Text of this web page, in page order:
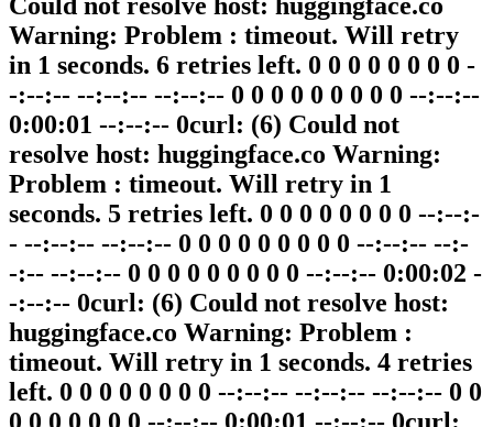
Could not resolve host: huggingface.co
Warning: Problem : timeout. Will retry
in 1 seconds. 6 retries left. 0 0 0 0 0 0 0 0 -
-:--:-- --:--:-- --:--:-- 0 0 0 0 0 0 0 0 0 --:--:--
0:00:01 --:--:-- 0curl: (6) Could not
resolve host: huggingface.co Warning:
Problem : timeout. Will retry in 1
seconds. 5 retries left. 0 0 0 0 0 0 0 0 --:--:-
- --:--:-- --:--:-- 0 0 0 0 0 0 0 0 0 --:--:-- --:-
-:-- --:--:-- 0 0 0 0 0 0 0 0 0 --:--:-- 0:00:02 -
-:--:-- 0curl: (6) Could not resolve host:
huggingface.co Warning: Problem :
timeout. Will retry in 1 seconds. 4 retries
left. 0 0 0 0 0 0 0 0 --:--:-- --:--:-- --:--:-- 0 0